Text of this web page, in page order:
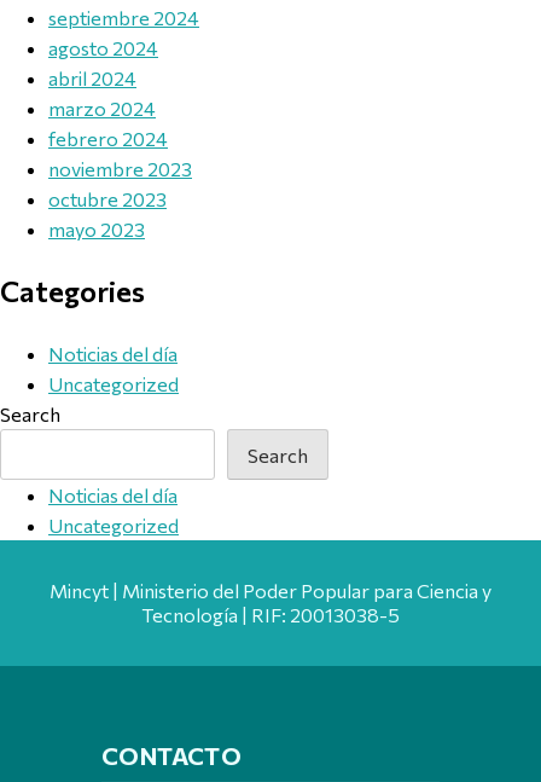
septiembre 2024
agosto 2024
abril 2024
marzo 2024
febrero 2024
noviembre 2023
octubre 2023
mayo 2023
Categories
Noticias del día
Uncategorized
Search
Search
Noticias del día
Uncategorized
Mincyt | Ministerio del Poder Popular para Ciencia y
Tecnología | RIF: 20013038-5
CONTACTO